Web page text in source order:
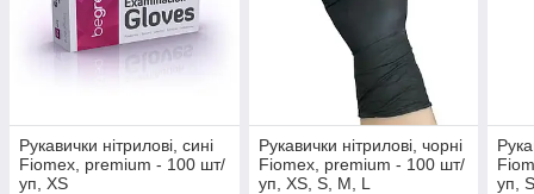
Рукавички нітрилові, сині
Fiomex, premium - 100 шт/
уп, XS
Рукавички нітрилові, чорні
Fiomex, premium - 100 шт/
уп, XS, S, M, L
уп,